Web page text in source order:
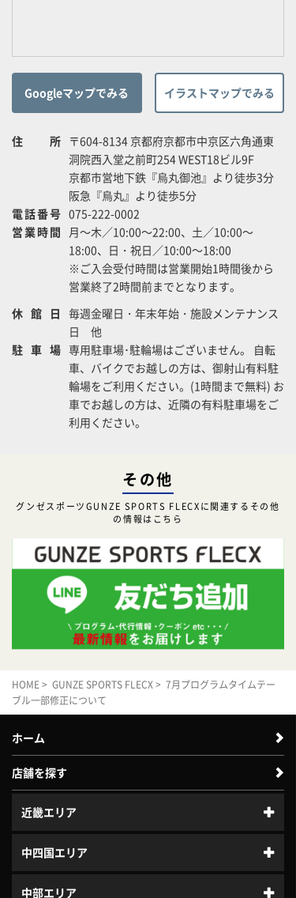
Googleマップでみる イラストマップでみる
住所 〒604-8134 京都府京都市中京区六角通東
洞院西入堂之前町254 WEST18ビル9F
京都市営地下鉄『烏丸御池』より徒歩3分
阪急『烏丸』より徒歩5分
電話番号 075-222-0002
営業時間
月～木／10:00～22:00、土／10:00～
18:00、日・祝日／10:00～18:00
※ご入会受付時間は営業開始1時間後から
営業終了2時間前までとなります。
休館日 毎週金曜日・年末年始・施設メンテナンス
日 他
駐車場 専用駐車場･駐輪場はございません。 自転
車、バイクでお越しの方は、御射山有料駐
輪場をご利用ください。(1時間まで無料) お
車でお越しの方は、近隣の有料駐車場をご
利用ください。
その他
グンゼスポーツGUNZE SPORTS FLECXに関連するその他
の情報はこちら
HOME> GUNZE SPORTS FLECX> 7月プログラムタイムテー
ブル一部修正について
ホーム
店舗を探す
近畿エリア
中四国エリア
中部エリア